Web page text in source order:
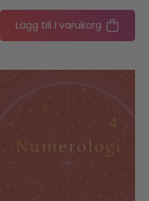
Lägg till i varukorg